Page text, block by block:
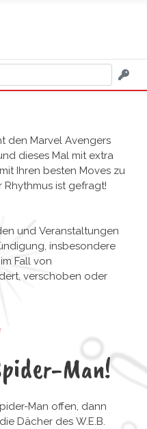
den Marvel Avengers
dieses Mal mit extra
Ihren besten Moves zu
Rhythmus ist gefragt!
und Veranstaltungen
insbesondere
Fall von
verschoben oder
Man!
Man offen, dann
Dächer des W.E.B.